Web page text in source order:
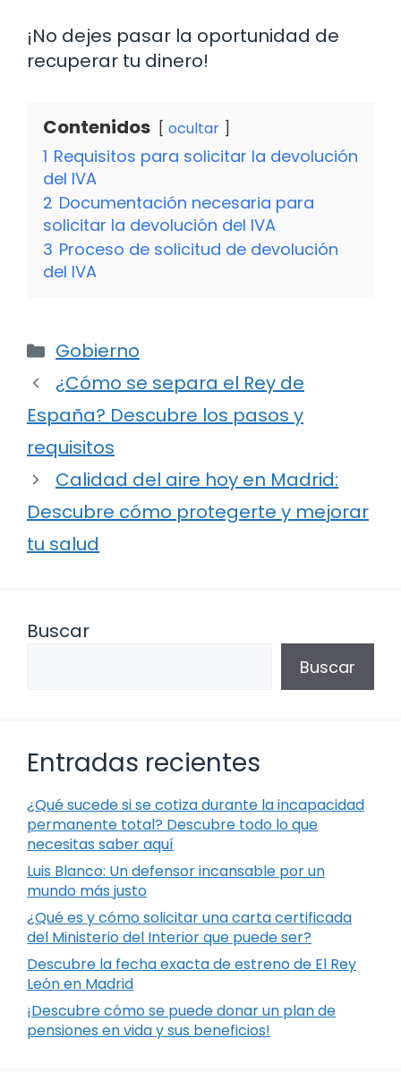
¡No dejes pasar la oportunidad de
recuperar tu dinero!
Contenidos ocultar
1 Requisitos para solicitar la devolución
del IVA
2 Documentación necesaria para
solicitar la devolución del IVA
3 Proceso de solicitud de devolución
del IVA
Categorías
Gobierno
¿Cómo se separa el Rey de
España? Descubre los pasos y
requisitos
Calidad del aire hoy en Madrid:
Descubre cómo protegerte y mejorar
tu salud
Buscar
Buscar
Entradas recientes
¿Qué sucede si se cotiza durante la incapacidad
permanente total? Descubre todo lo que
necesitas saber aquí
Luis Blanco: Un defensor incansable por un
mundo más justo
¿Qué es y cómo solicitar una carta certificada
del Ministerio del Interior que puede ser?
Descubre la fecha exacta de estreno de El Rey
León en Madrid
¡Descubre cómo se puede donar un plan de
pensiones en vida y sus beneficios!